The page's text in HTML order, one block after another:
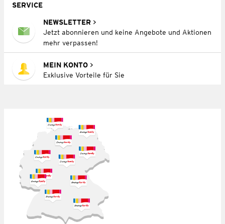
SERVICE
NEWSLETTER
Jetzt abonnieren und keine Angebote und Aktionen
mehr verpassen!
MEIN KONTO
Exklusive Vorteile für Sie